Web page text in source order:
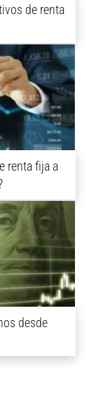
de renta
renta fija a
desde